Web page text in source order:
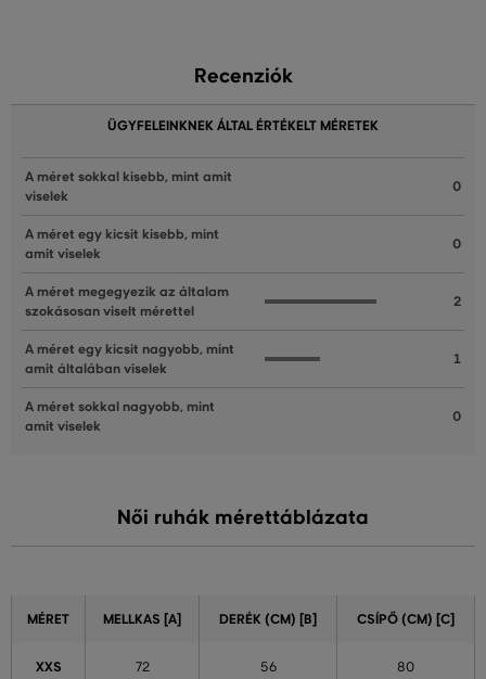
Recenziók
ÜGYFELEINKNEK ÁLTAL ÉRTÉKELT MÉRETEK
A méret sokkal kisebb, mint amit
viselek
0
A méret egy kicsit kisebb, mint
amit viselek
0
A méret megegyezik az általam
szokásosan viselt mérettel
2
A méret egy kicsit nagyobb, mint
amit általában viselek
1
A méret sokkal nagyobb, mint
amit viselek
0
Női ruhák mérettáblázata
MÉRET MELLKAS [A] DERÉK (CM) [B] CSÍPŐ (CM) [C]
XXS 72 56 80